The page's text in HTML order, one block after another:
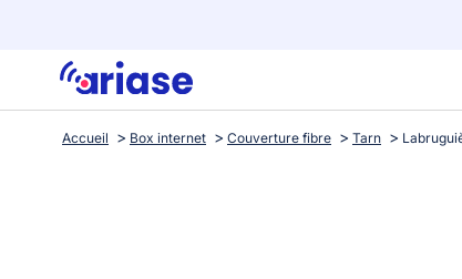
Accueil Box internet Couverture fibre Tarn